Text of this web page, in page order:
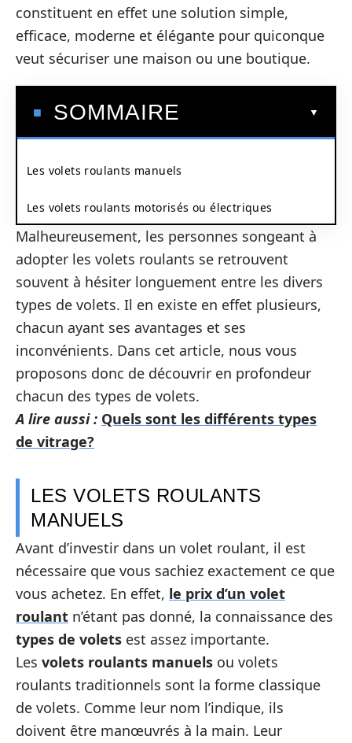
constituent en effet une solution simple,
efficace, moderne et élégante pour quiconque
veut sécuriser une maison ou une boutique.
SOMMAIRE
Les volets roulants manuels
Les volets roulants motorisés ou électriques
Malheureusement, les personnes songeant à
adopter les volets roulants se retrouvent
souvent à hésiter longuement entre les divers
types de volets. Il en existe en effet plusieurs,
chacun ayant ses avantages et ses
inconvénients. Dans cet article, nous vous
proposons donc de découvrir en profondeur
chacun des types de volets.
A lire aussi : Quels sont les différents types
de vitrage?
LES VOLETS ROULANTS
MANUELS
Avant d’investir dans un volet roulant, il est
nécessaire que vous sachiez exactement ce que
vous achetez. En effet, le prix d’un volet
roulant n’étant pas donné, la connaissance des
types de volets est assez importante.
Les volets roulants manuels ou volets
roulants traditionnels sont la forme classique
de volets. Comme leur nom l’indique, ils
doivent être manœuvrés à la main. Leur